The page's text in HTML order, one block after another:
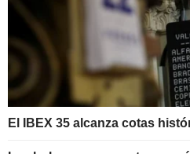
El IBEX 35 alcanza cotas